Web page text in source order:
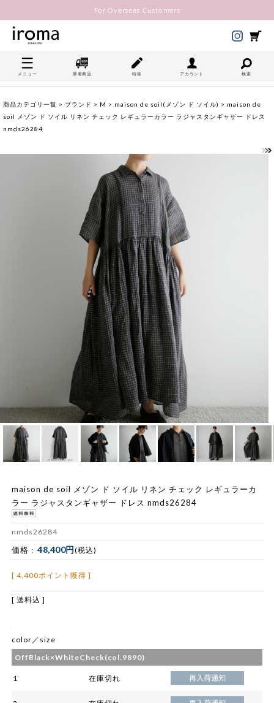
For Overseas Customers
メニュー 新着商品 特集 アカウント 検索
商品カテゴリ一覧 > ブランド > M > maison de soil(メゾン ド ソイル) > maison de
soil メゾン ド ソイル リネン チェック レギュラーカラー ラジャスタンギャザー ドレス
nmds26284
maison de soil メゾン ド ソイル リネン チェック レギュラーカ
ラー ラジャスタンギャザー ドレス nmds26284
nmds26284
価格 : 48,400円 (税込)
[ 4,400ポイント獲得 ]
[ 送料込 ]
color／size
OffBlack×WhiteCheck(col.9890)
1 在庫切れ